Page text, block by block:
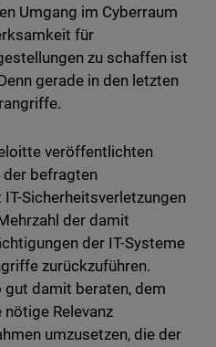
Umgang im Cyberraum
für
zu schaffen ist
gerade in den letzten
veröffentlichten
der befragten
Sicherheitsverletzungen
der damit
der IT-Systeme
zurückzuführen.
damit beraten, dem
Relevanz
umzusetzen, die der